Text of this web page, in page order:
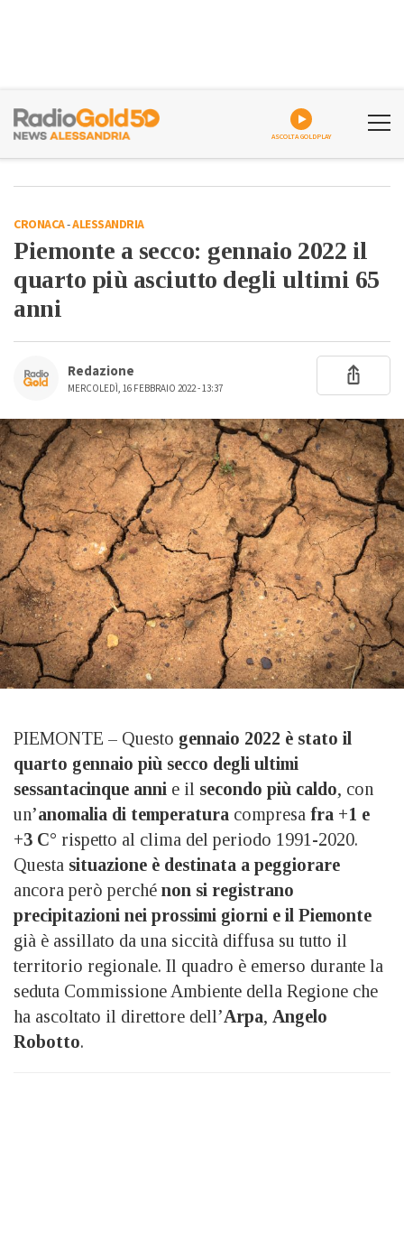
ASCOLTA GOLDPLAY
CRONACA-ALESSANDRIA
Piemonte a secco: gennaio 2022 il
quarto più asciutto degli ultimi 65
anni
Redazione
MERCOLEDÌ, 16 FEBBRAIO 2022 - 13:37
PIEMONTE – Questo gennaio 2022 è stato il
quarto gennaio più secco degli ultimi
sessantacinque anni e il secondo più caldo, con
un’anomalia di temperatura compresa fra +1 e
+3 C° rispetto al clima del periodo 1991-2020.
Questa situazione è destinata a peggiorare
ancora però perché non si registrano
precipitazioni nei prossimi giorni e il Piemonte
già è assillato da una siccità diffusa su tutto il
territorio regionale. Il quadro è emerso durante la
seduta Commissione Ambiente della Regione che
ha ascoltato il direttore dell’Arpa, Angelo
Robotto.